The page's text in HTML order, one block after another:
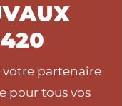
partenaire
pour tous vos